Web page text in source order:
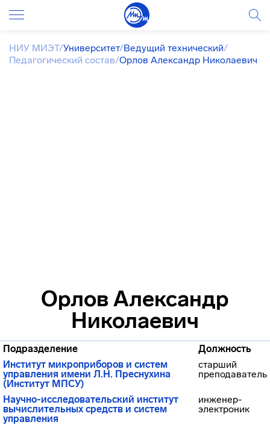
НИУ МИЭТ/Университет/Ведущий технический/
Педагогический состав/Орлов Александр Николаевич
Орлов Александр
Николаевич
Подразделение
Должность
Институт микроприборов и систем
управления имени Л.Н. Преснухина
(Институт МПСУ)
старший
преподаватель
Научно-исследовательский институт
вычислительных средств и систем
управления
инженер-
электроник